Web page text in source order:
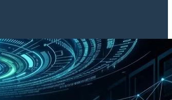
解
決
方
案
行
業
外
APP
下
載